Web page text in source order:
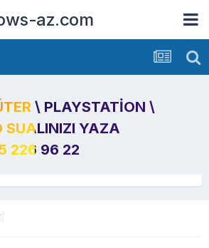
az.com
\ PLAYSTATION \
SUALINIZI YAZA
226 96 22